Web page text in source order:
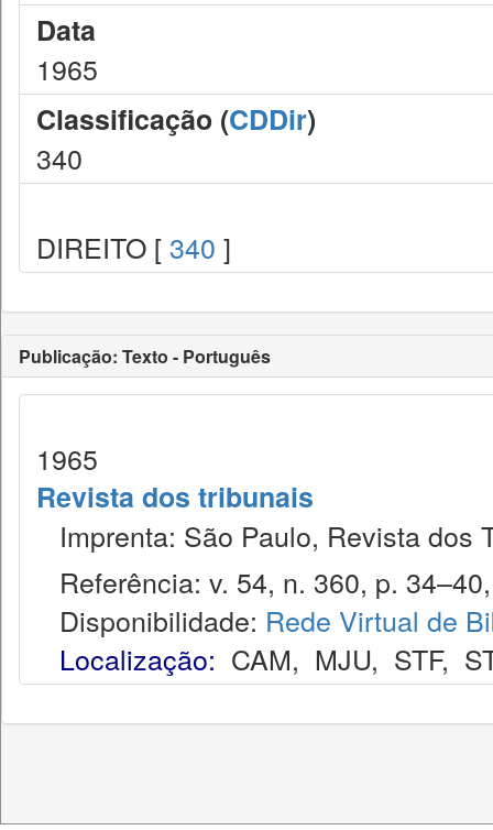
Data
1965
Classificação (CDDir)
340
DIREITO [ 340 ]
Publicação: Texto - Português
1965
Revista dos tribunais
Imprenta: São Paulo, Revista dos
Referência: v. 54, n. 360, p.
Disponibilidade: Rede Virtual de
Localização: CAM, MJU, STF,